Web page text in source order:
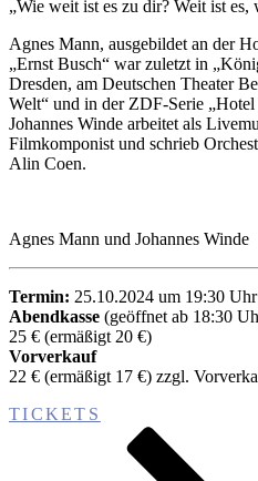
„Wie weit ist es zu dir? Weit ist
Agnes Mann, ausgebildet an der
„Ernst Busch“ war zuletzt in
Dresden, am Deutschen Theater
Welt“ und in der ZDF-Serie
Johannes Winde arbeitet als
Filmkomponist und schrieb
Alin Coen.
Agnes Mann und Johannes Winde
Termin: 25.10.2024 um 19:30 Uhr
Abendkasse (geöffnet ab 18:30
25 € (ermäßigt 20 €)
Vorverkauf
22 € (ermäßigt 17 €) zzgl.
TICKETS